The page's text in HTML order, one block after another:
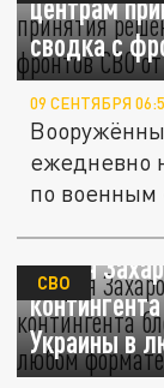
центрам
сводка с
09 СЕНТЯБРЯ
ежедневно
по военным
Мария
Украины в
СВО